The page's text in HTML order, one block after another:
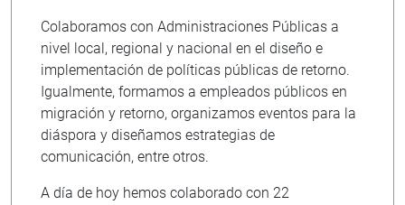
Colaboramos con Administraciones Públicas a
nivel local, regional y nacional en el diseño e
implementación de políticas públicas de retorno.
Igualmente, formamos a empleados públicos en
migración y retorno, organizamos eventos para la
diáspora y diseñamos estrategias de
comunicación, entre otros.
A día de hoy hemos colaborado con 22